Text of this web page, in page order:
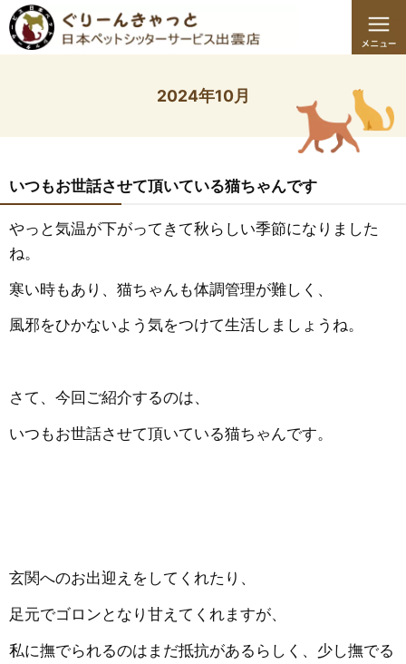
2024年10月
いつもお世話させて頂いている猫ちゃんです
やっと気温が下がってきて秋らしい季節になりました
ね。
寒い時もあり、猫ちゃんも体調管理が難しく、
風邪をひかないよう気をつけて生活しましょうね。
さて、今回ご紹介するのは、
いつもお世話させて頂いている猫ちゃんです。
玄関へのお出迎えをしてくれたり、
足元でゴロンとなり甘えてくれますが、
私に撫でられるのはまだ抵抗があるらしく、少し撫でる